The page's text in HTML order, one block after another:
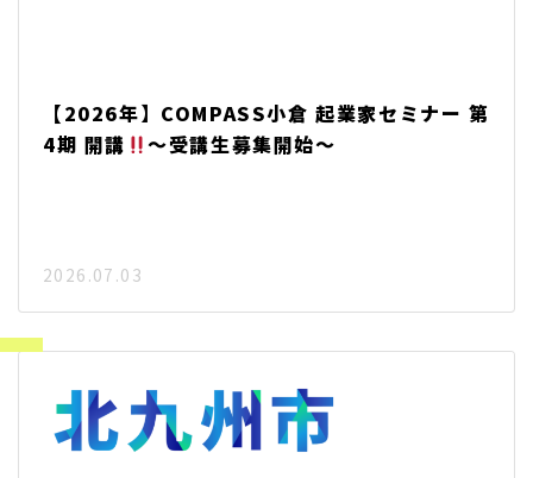
【2026年】COMPASS小倉 起業家セミナー 第
4期 開講
～受講生募集開始～
2026.07.03